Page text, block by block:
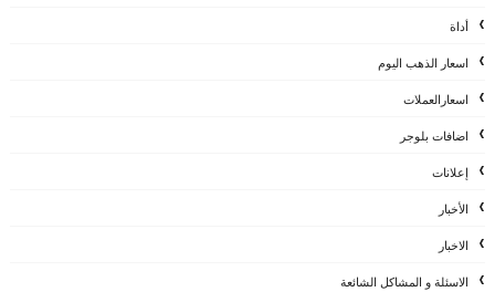
أداة
اسعار الذهب اليوم
اسعارالعملات
اضافات بلوجر
إعلانات
الأخبار
الاخبار
الاسئلة و المشاكل الشائعة